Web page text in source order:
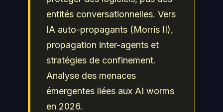
entités conversationnelles. Vers
IA auto-propagants (Morris II),
propagation inter-agents et
stratégies de confinement.
Analyse des menaces
émergentes liées aux AI worms
en 2026.